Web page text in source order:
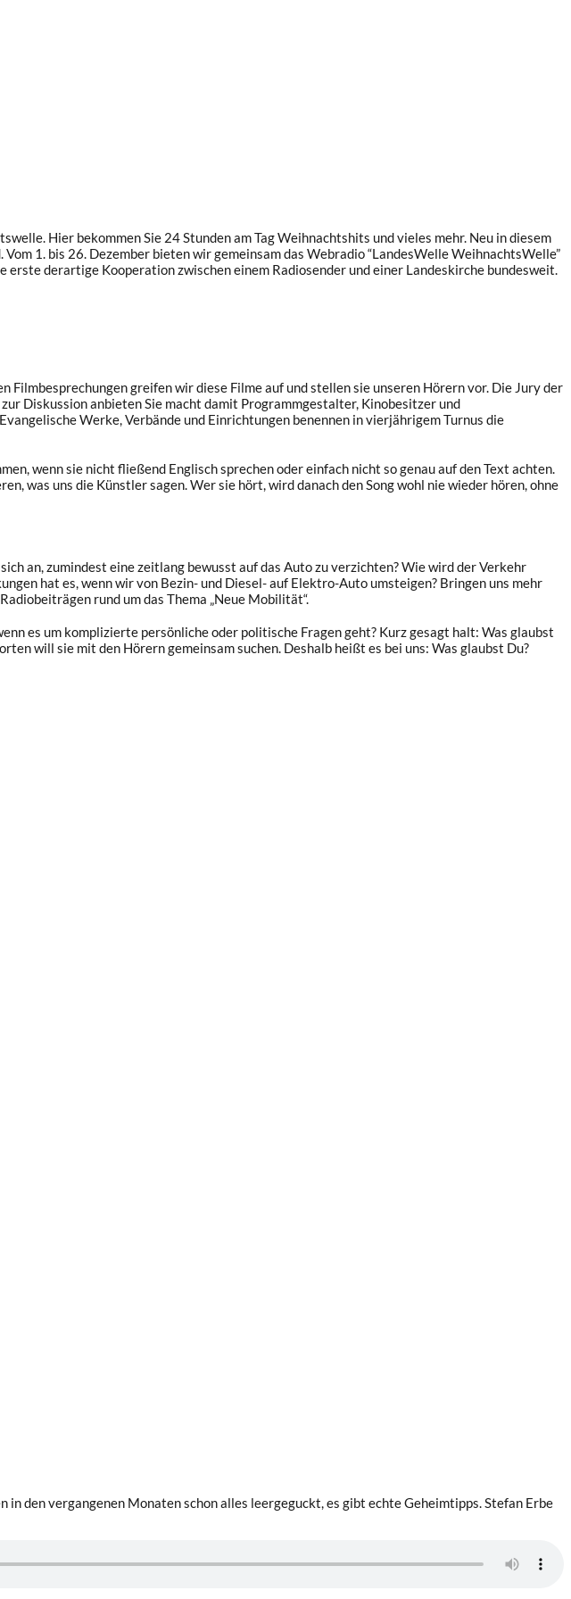
Hier bekommen Sie 24 Stunden am Tag Weihnachtshits und vieles mehr. Neu in diesem
1. bis 26. Dezember bieten wir gemeinsam das Webradio “LandesWelle WeihnachtsWelle”
derartige Kooperation zwischen einem Radiosender und einer Landeskirche bundesweit.
greifen wir diese Filme auf und stellen sie unseren Hörern vor. Die Jury der
Diskussion anbieten Sie macht damit Programmgestalter, Kinobesitzer und
Werke, Verbände und Einrichtungen benennen in vierjährigem Turnus die
wenn sie nicht fließend Englisch sprechen oder einfach nicht so genau auf den Text achten.
was uns die Künstler sagen. Wer sie hört, wird danach den Song wohl nie wieder hören, ohne
an, zumindest eine zeitlang bewusst auf das Auto zu verzichten? Wie wird der Verkehr
hat es, wenn wir von Bezin- und Diesel- auf Elektro-Auto umsteigen? Bringen uns mehr
rund um das Thema „Neue Mobilität“.
es um komplizierte persönliche oder politische Fragen geht? Kurz gesagt halt: Was glaubst
will sie mit den Hörern gemeinsam suchen. Deshalb heißt es bei uns: Was glaubst Du?
in den vergangenen Monaten schon alles leergeguckt, es gibt echte Geheimtipps. Stefan Erbe